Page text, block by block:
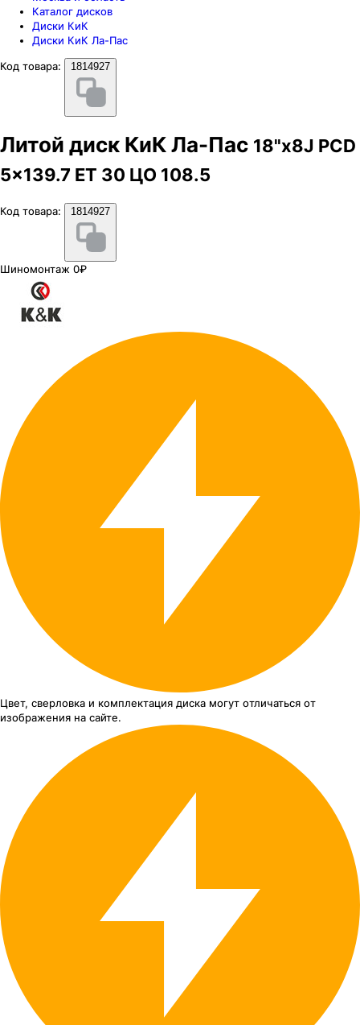
Каталог дисков
Диски КиК
Диски КиК Ла-Пас
Код товара:
1814927
Литой диск КиК Ла-Пас 18"x8J PCD
5x139.7 ЕТ 30 ЦО 108.5
Код товара: 1814927
Шиномонтаж 0₽
Цвет, сверловка и комплектация диска могут отличаться от
изображения на сайте.